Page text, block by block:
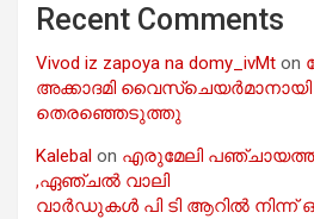
Recent Comments
Vivod iz zapoya na domy_ivMt on
അക്കാദമി വൈസ്ചെയർമാനായി
തെരഞ്ഞെടുത്തു
Kalebal on എരുമേലി
,ഏഞ്ചൽ വാലി
വാർഡുകൾ പി ടി ആറിൽ നിന്ന്